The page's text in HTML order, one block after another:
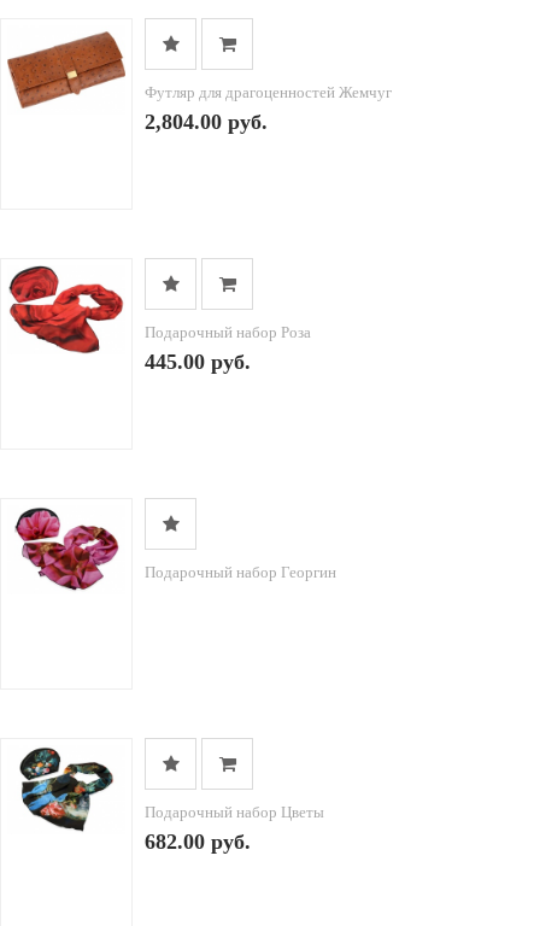
Футляр для драгоценностей Жемчуг
2,804.00 руб.
Подарочный набор Роза
445.00 руб.
Подарочный набор Георгин
Подарочный набор Цветы
682.00 руб.